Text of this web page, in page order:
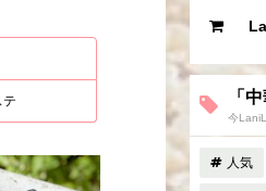
テ 「
今
人気